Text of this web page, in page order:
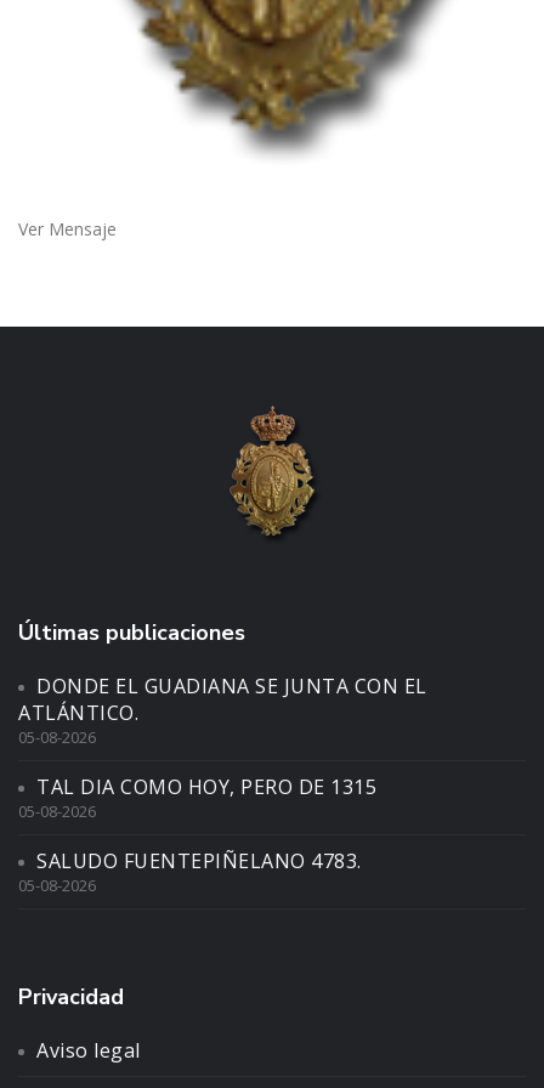
Ver Mensaje
Últimas publicaciones
DONDE EL GUADIANA SE JUNTA CON EL
ATLÁNTICO.
05-08-2026
TAL DIA COMO HOY, PERO DE 1315
05-08-2026
SALUDO FUENTEPIÑELANO 4783.
05-08-2026
Privacidad
Aviso legal